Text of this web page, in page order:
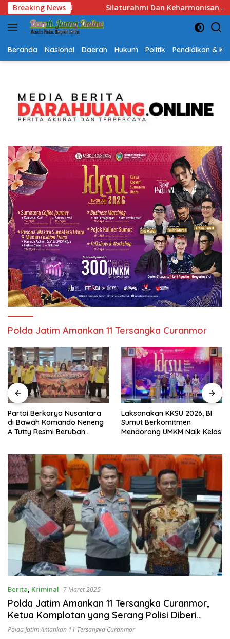
Langsung
ke
konten
Breaking News
Keharmonisan Antar Umat Beragama, Gubernur Kalsel:
Beranda Nasional Daerah Hukum Politik Pendidikan &
Polda Jatim Amankan 11 Tersangka Curanmor
Partai Berkarya Nusantara
di Bawah Komando Neneng
A Tutty Resmi Berubah
Laksanakan KKSU 2026, BI
Sumut Berkomitmen
Mendorong UMKM Naik Kelas
Berita Kriminal 7 Maret 2025
Polda Jatim Amankan 11 Tersangka Curanmor,
Ketua Komplotan yang Serang Polisi Diberi
Tindakan Tegas Terukur
Polda Jatim Amankan 11 Tersangka Curanmor